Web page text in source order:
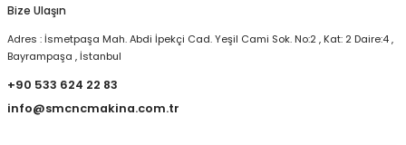
Bize Ulaşın
Adres : İsmetpaşa Mah. Abdi İpekçi Cad. Yeşil Cami Sok. No:2 , Kat: 2 Daire:4 ,
Bayrampaşa , İstanbul
+90 533 624 22 83
info@smcncmakina.com.tr